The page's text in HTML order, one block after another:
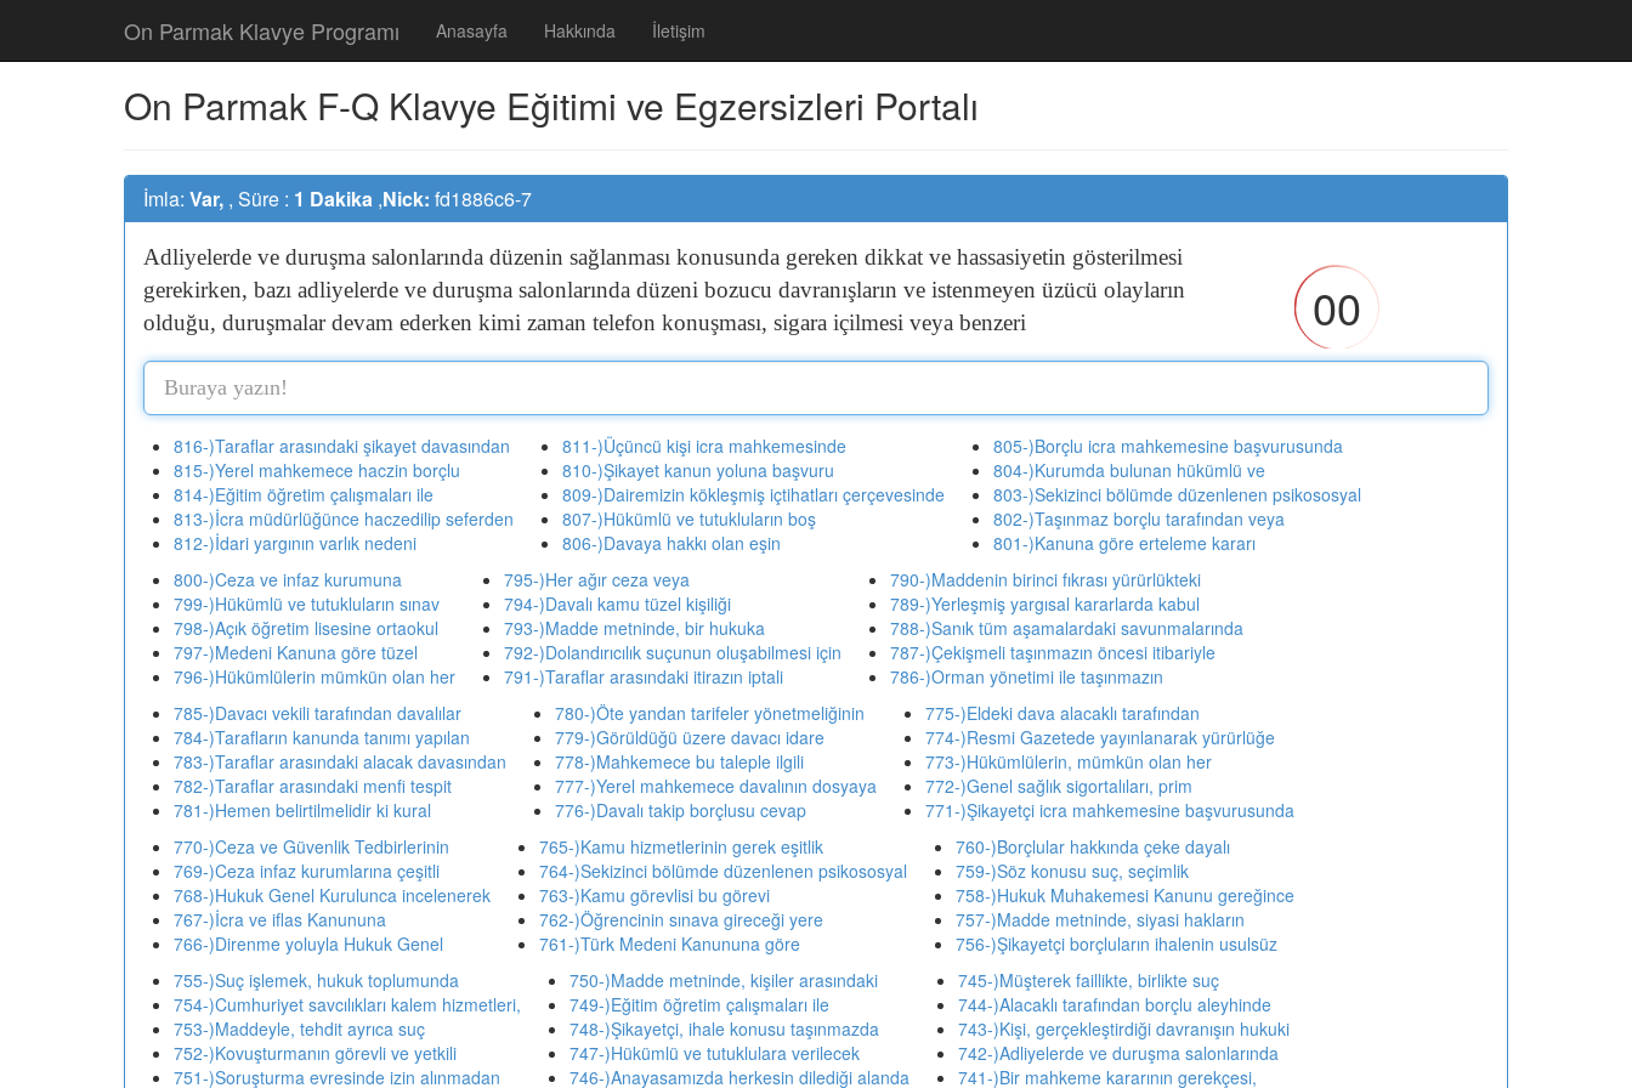
On Parmak Klavye Programı Anasayfa Hakkında İletişim
On Parmak F-Q Klavye Eğitimi ve Egzersizleri Portalı
İmla: Var, , Süre : 1 Dakika ,Nick: fd1886c6-7
Adliyelerde ve duruşma salonlarında düzenin sağlanması konusunda gereken dikkat ve hassasiyetin gösterilmesi
gerekirken, bazı adliyelerde ve duruşma salonlarında düzeni bozucu davranışların ve istenmeyen üzücü olayların
olduğu, duruşmalardevam ederken kimi zaman telefon konuşması, sigara içilmesi veya benzeri 00
816-)Taraflar arasındaki şikayet davasından
815-)Yerel mahkemece haczin borçlu
814-)Eğitim öğretim çalışmaları ile
813-)İcra müdürlüğünce haczedilip seferden
812-)İdari yargının varlık nedeni
811-)Üçüncü kişi icra mahkemesinde
810-)Şikayet kanun yoluna başvuru
809-)Dairemizin kökleşmiş içtihatları çerçevesinde
807-)Hükümlü ve tutukluların boş
806-)Davaya hakkı olan eşin
805-)Borçlu icra mahkemesine başvurusunda
804-)Kurumda bulunan hükümlü ve
803-)Sekizinci bölümde düzenlenen psikososyal
802-)Taşınmaz borçlu tarafından veya
801-)Kanuna göre erteleme kararı
800-)Ceza ve infaz kurumuna
799-)Hükümlü ve tutukluların sınav
798-)Açık öğretim lisesine ortaokul
797-)Medeni Kanuna göre tüzel
796-)Hükümlülerin mümkün olan her
795-)Her ağır ceza veya
794-)Davalı kamu tüzel kişiliği
793-)Madde metninde, bir hukuka
792-)Dolandırıcılık suçunun oluşabilmesi için
791-)Taraflar arasındaki itirazın iptali
790-)Maddenin birinci fıkrası yürürlükteki
789-)Yerleşmiş yargısal kararlarda kabul
788-)Sanık tüm aşamalardaki savunmalarında
787-)Çekişmeli taşınmazın öncesi itibariyle
786-)Orman yönetimi ile taşınmazın
785-)Davacı vekili tarafından davalılar
784-)Tarafların kanunda tanımı yapılan
783-)Taraflar arasındaki alacak davasından
782-)Taraflar arasındaki menfi tespit
781-)Hemen belirtilmelidir ki kural
780-)Öte yandan tarifeler yönetmeliğinin
779-)Görüldüğü üzere davacı idare
778-)Mahkemece bu taleple ilgili
777-)Yerel mahkemece davalının dosyaya
776-)Davalı takip borçlusu cevap
775-)Eldeki dava alacaklı tarafından
774-)Resmi Gazetede yayınlanarak yürürlüğe
773-)Hükümlülerin, mümkün olan her
772-)Genel sağlık sigortalıları, prim
771-)Şikayetçi icra mahkemesine başvurusunda
770-)Ceza ve Güvenlik Tedbirlerinin
769-)Ceza infaz kurumlarına çeşitli
768-)Hukuk Genel Kurulunca incelenerek
767-)İcra ve iflas Kanununa
766-)Direnme yoluyla Hukuk Genel
765-)Kamu hizmetlerinin gerek eşitlik
764-)Sekizinci bölümde düzenlenen psikososyal
763-)Kamu görevlisi bu görevi
762-)Öğrencinin sınava gireceği yere
761-)Türk Medeni Kanununa göre
760-)Borçlular hakkında çeke dayalı
759-)Söz konusu suç, seçimlik
758-)Hukuk Muhakemesi Kanunu gereğince
757-)Madde metninde, siyasi hakların
756-)Şikayetçi borçluların ihalenin usulsüz
755-)Suç işlemek, hukuk toplumunda
754-)Cumhuriyet savcılıkları kalem hizmetleri,
753-)Maddeyle, tehdit ayrıca suç
752-)Kovuşturmanın görevli ve yetkili
751-)Soruşturma evresinde izin alınmadan
750-)Madde metninde, kişiler arasındaki
749-)Eğitim öğretim çalışmaları ile
748-)Şikayetçi, ihale konusu taşınmazda
747-)Hükümlü ve tutuklulara verilecek
746-)Anayasamızda herkesin dilediği alanda
745-)Müşterek faillikte, birlikte suç
744-)Alacaklı tarafından borçlu aleyhinde
743-)Kişi, gerçekleştirdiği davranışın hukuki
742-)Adliyelerde ve duruşma salonlarında
741-)Bir mahkeme kararının gerekçesi,